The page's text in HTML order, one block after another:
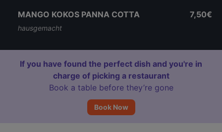
MANGO KOKOS PANNA COTTA
hausgemacht
7,50€
If you have found the perfect dish and you're in
charge of picking a restaurant
Book a table before they’re gone
Book Now